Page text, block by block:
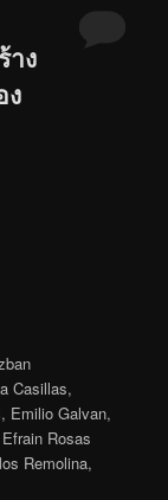
าง
ง
Casillas,
Emilio Galvan,
Rosas
Remolina,